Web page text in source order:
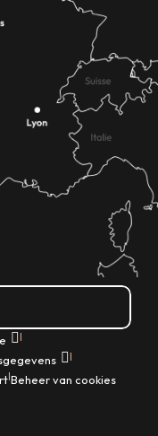
|
|
|Beheer van cookies